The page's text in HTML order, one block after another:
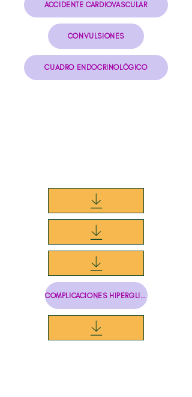
ACCIDENTE CARDIOVASCULAR
CONVULSIONES
CUADRO ENDOCRINOLÓGICO
COMPLICACIONES HIPERGLICÉMICAS